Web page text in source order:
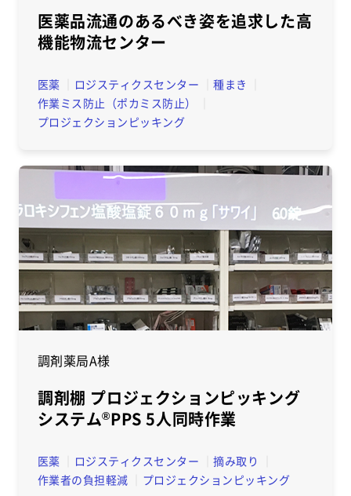
医薬品流通のあるべき姿を追求した高
機能物流センター
医薬 ロジスティクスセンター
種まき
作業ミス防止（ポカミス防止）
プロジェクションピッキング
調剤薬局A様
調剤棚 プロジェクションピッキング
システム®PPS 5人同時作業
医薬 ロジスティクスセンター
摘み取り
作業者の負担軽減
プロジェクションピッキング